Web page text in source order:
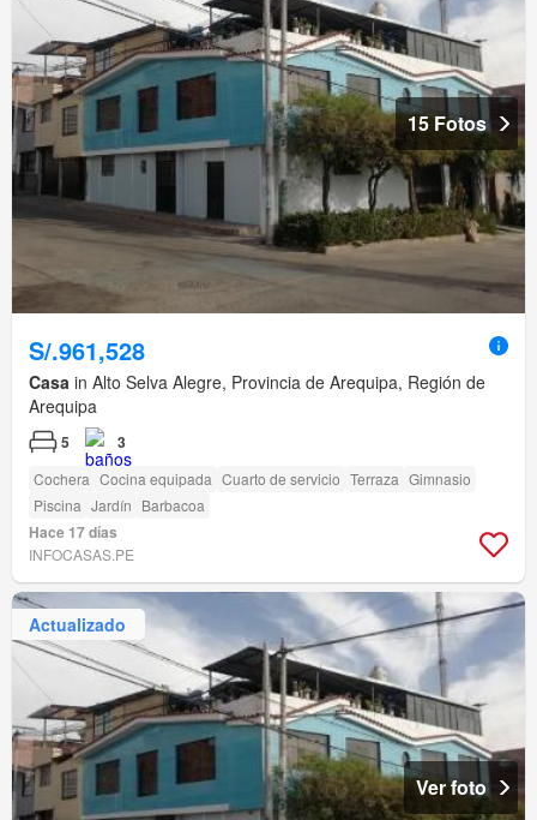
15 Fotos
S/.961,528
Casa in Alto Selva Alegre, Provincia de Arequipa, Región de
Arequipa
5 3
Cochera Cocina equipada Cuarto de servicio Terraza Gimnasio
Piscina Jardín Barbacoa
Hace 17 días
INFOCASAS.PE
Actualizado
Ver foto